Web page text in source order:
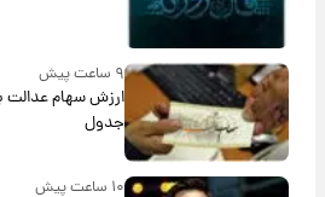
۹ ساعت پیش
جدول
۱۰ ساعت پیش